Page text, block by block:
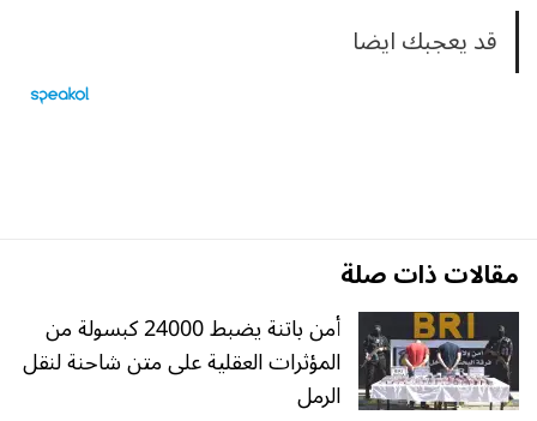
قد يعجبك ايضا
مقالات ذات صلة
أمن باتنة يضبط 24000 كبسولة من
المؤثرات العقلية على متن شاحنة لنقل
الرمل